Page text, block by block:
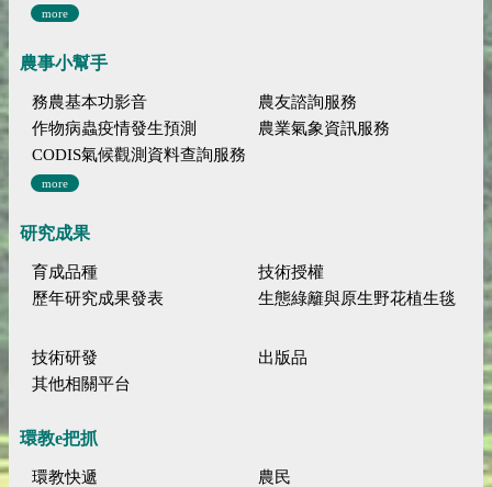
more
農事小幫手
務農基本功影音
農友諮詢服務
作物病蟲疫情發生預測
農業氣象資訊服務
CODIS氣候觀測資料查詢服務
more
研究成果
育成品種
技術授權
歷年研究成果發表
生態綠籬與原生野花植生毯
技術研發
出版品
其他相關平台
環教e把抓
環教快遞
農民